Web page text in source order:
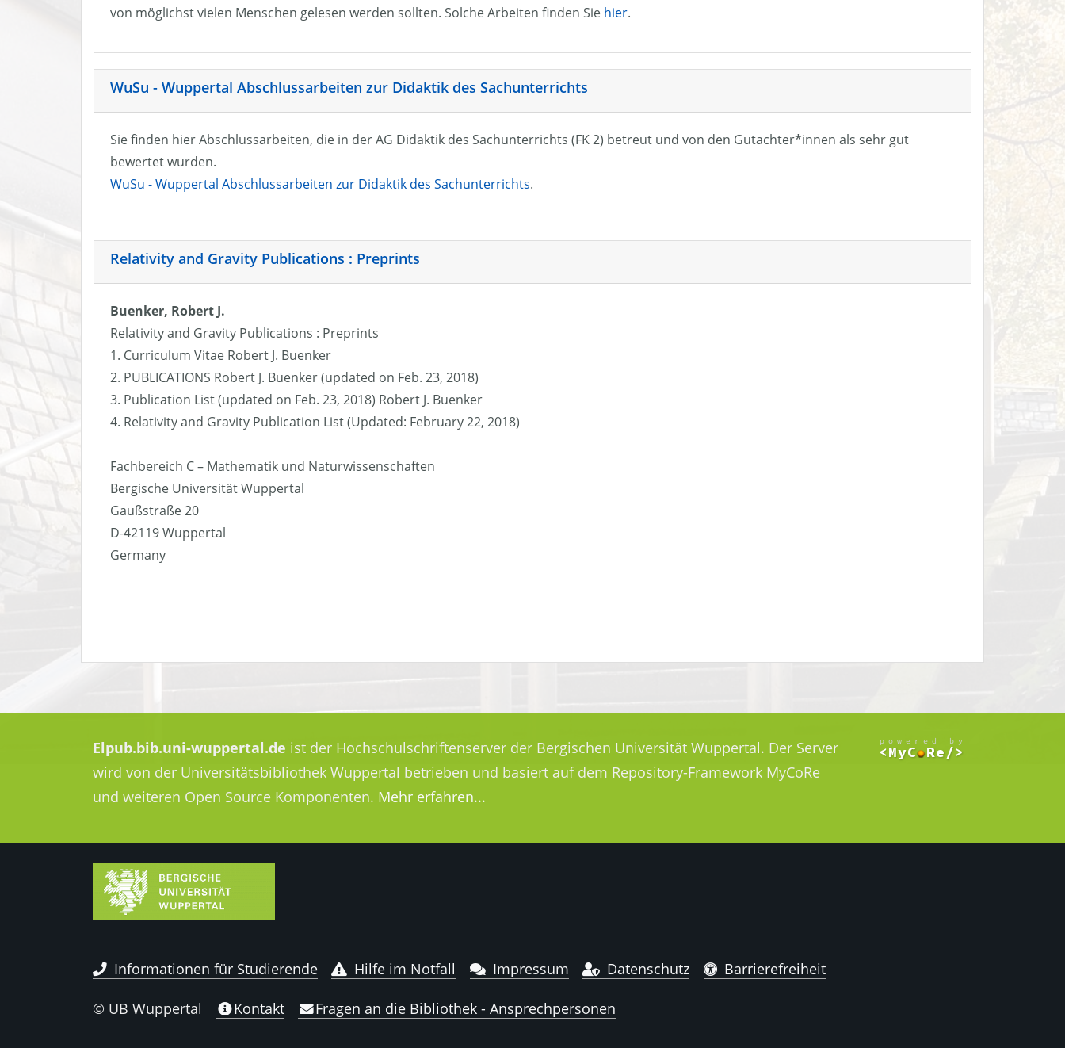
von möglichst vielen Menschen gelesen werden sollten. Solche Arbeiten finden Sie hier.
WuSu - Wuppertal Abschlussarbeiten zur Didaktik des Sachunterrichts
Sie finden hier Abschlussarbeiten, die in der AG Didaktik des Sachunterrichts (FK 2) betreut und von den Gutachter*innen als sehr gut
bewertet wurden.
WuSu - Wuppertal Abschlussarbeiten zur Didaktik des Sachunterrichts.
Relativity and Gravity Publications : Preprints
Buenker, Robert J.
Relativity and Gravity Publications : Preprints
1. Curriculum Vitae Robert J. Buenker
2. PUBLICATIONS Robert J. Buenker (updated on Feb. 23, 2018)
3. Publication List (updated on Feb. 23, 2018) Robert J. Buenker
4. Relativity and Gravity Publication List (Updated: February 22, 2018)
Fachbereich C – Mathematik und Naturwissenschaften
Bergische Universität Wuppertal
Gaußstraße 20
D-42119 Wuppertal
Germany
Elpub.bib.uni-wuppertal.de ist der Hochschulschriftenserver der Bergischen Universität Wuppertal. Der Server
wird von der Universitätsbibliothek Wuppertal betrieben und basiert auf dem Repository-Framework MyCoRe
und weiteren Open Source Komponenten. Mehr erfahren...
Informationen für Studierende Hilfe im Notfall Impressum Datenschutz Barrierefreiheit
© UB Wuppertal Kontakt Fragen an die Bibliothek - Ansprechpersonen